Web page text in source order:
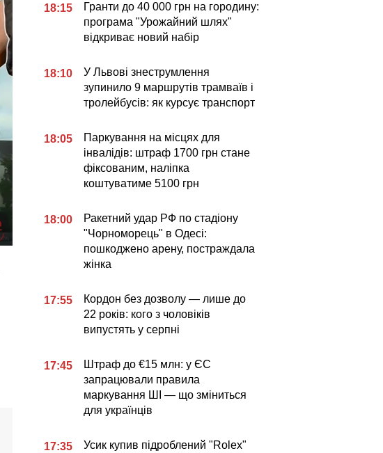
18:15
Гранти до 40 000 грн на городину:
програма "Урожайний шлях"
відкриває новий набір
18:10
У Львові знеструмлення
зупинило 9 маршрутів трамваїв і
тролейбусів: як курсує транспорт
18:05
Паркування на місцях для
інвалідів: штраф 1700 грн стане
фіксованим, наліпка
коштуватиме 5100 грн
18:00
Ракетний удар РФ по стадіону
"Чорноморець" в Одесі:
пошкоджено арену, постраждала
жінка
17:55
Кордон без дозволу — лише до
22 років: кого з чоловіків
випустять у серпні
17:45
Штраф до €15 млн: у ЄС
запрацювали правила
маркування ШІ — що зміниться
для українців
17:35
Усик купив підроблений "Rolex"